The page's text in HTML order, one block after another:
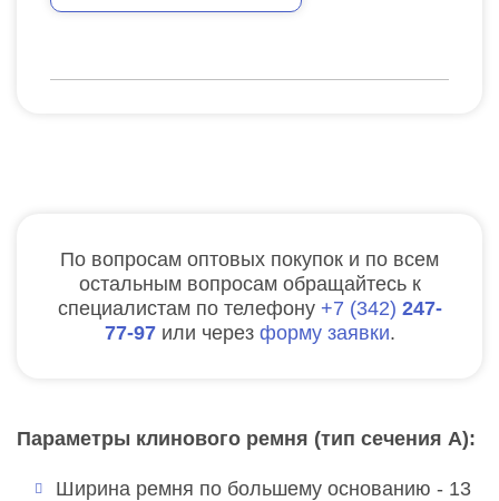
По вопросам оптовых покупок и по всем
остальным вопросам обращайтесь к
специалистам по телефону
7 342 247-
77-97 или через форму заявки.
Параметры клинового ремня (тип сечения A):
Ширина ремня по большему основанию - 13